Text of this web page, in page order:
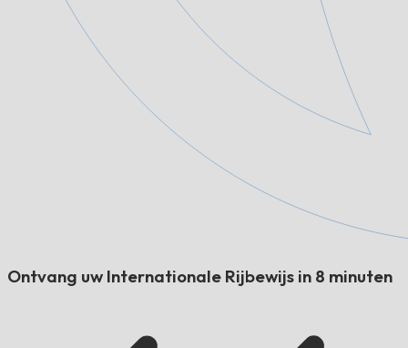
Ontvang uw Internationale Rijbewijs in 8 minuten